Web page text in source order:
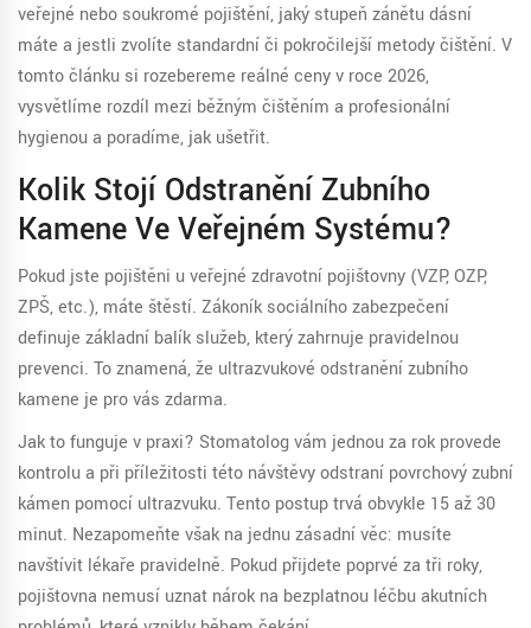
veřejné nebo soukromé pojištění, jaký stupeň zánětu dásní
máte a jestli zvolíte standardní či pokročilejší metody čištění. V
tomto článku si rozebereme reálné ceny v roce 2026,
vysvětlíme rozdíl mezi běžným čištěním a profesionální
hygienou a poradíme, jak ušetřit.
Kolik Stojí Odstranění Zubního
Kamene Ve Veřejném Systému?
Pokud jste pojištěni u veřejné zdravotní pojišťovny (VZP, OZP,
ZPŠ, etc.), máte štěstí. Zákoník sociálního zabezpečení
definuje základní balík služeb, který zahrnuje pravidelnou
prevenci. To znamená, že ultrazvukové odstranění zubního
kamene je pro vás zdarma.
Jak to funguje v praxi? Stomatolog vám jednou za rok provede
kontrolu a při příležitosti této návštěvy odstraní povrchový zubní
kámen pomocí ultrazvuku. Tento postup trvá obvykle 15 až 30
minut. Nezapomeňte však na jednu zásadní věc: musíte
navštívit lékaře pravidelně. Pokud přijdete poprvé za tři roky,
pojišťovna nemusí uznat nárok na bezplatnou léčbu akutních